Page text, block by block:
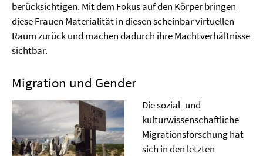
berücksichtigen. Mit dem Fokus auf den Körper bringen
diese Frauen Materialität in diesen scheinbar virtuellen
Raum zurück und machen dadurch ihre Machtverhältnisse
sichtbar.
Migration und Gender
Die sozial- und
kulturwissenschaftliche
Migrationsforschung hat
sich in den letzten